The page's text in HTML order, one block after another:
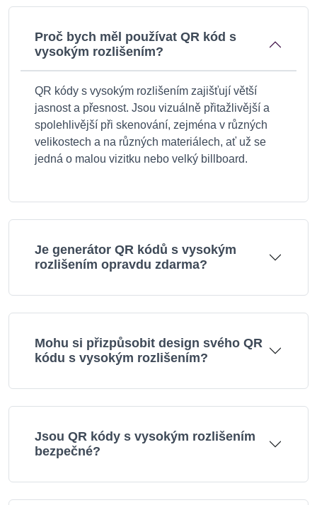
Proč bych měl používat QR kód s
vysokým rozlišením?
QR kódy s vysokým rozlišením zajišťují větší
jasnost a přesnost. Jsou vizuálně přitažlivější a
spolehlivější při skenování, zejména v různých
velikostech a na různých materiálech, ať už se
jedná o malou vizitku nebo velký billboard.
Je generátor QR kódů s vysokým
rozlišením opravdu zdarma?
Mohu si přizpůsobit design svého QR
kódu s vysokým rozlišením?
Jsou QR kódy s vysokým rozlišením
bezpečné?